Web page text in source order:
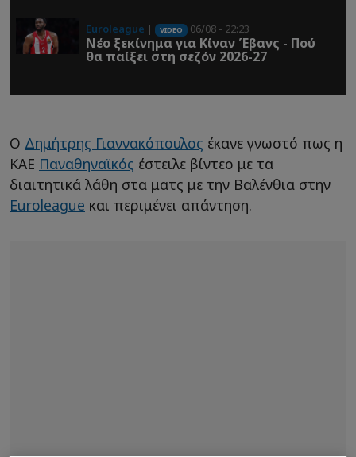
Euroleague | VIDEO 06/08 - 22:23
Νέο ξεκίνημα για Κίναν Έβανς - Πού
θα παίξει στη σεζόν 2026-27
Ο Δημήτρης Γιαννακόπουλος έκανε γνωστό πως η
ΚΑΕ Παναθηναϊκός έστειλε βίντεο με τα
διαιτητικά λάθη στα ματς με την Βαλένθια στην
Euroleague και περιμένει απάντηση.